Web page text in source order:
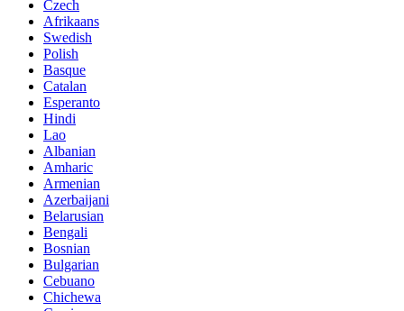
Czech
Afrikaans
Swedish
Polish
Basque
Catalan
Esperanto
Hindi
Lao
Albanian
Amharic
Armenian
Azerbaijani
Belarusian
Bengali
Bosnian
Bulgarian
Cebuano
Chichewa